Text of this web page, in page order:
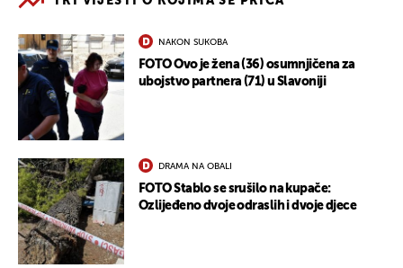
NAKON SUKOBA
FOTO Ovo je žena (36) osumnjičena za
ubojstvo partnera (71) u Slavoniji
DRAMA NA OBALI
FOTO Stablo se srušilo na kupače:
Ozlijeđeno dvoje odraslih i dvoje djece